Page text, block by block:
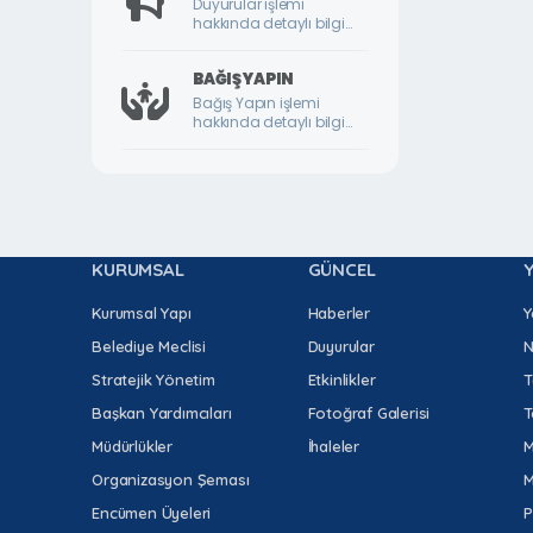
FATİH MAHALLESİ
GAZİ MAHALLESİ
GÜNDÜZBEY MAHALLESİ
HAMİDİYE MAHALLESİ
HIROĞLU MAHALLESİ
HOCA AHMET YESEVİ MAHALLESİ
İKİZCE MAHALLESİ
İLYAS MAHALLESİ
Duyurular işlemi
hakkında detaylı bilgi
BAĞIŞ YAPIN
Bağış Yapın işlemi
hakkında detaylı bilgi
KURUMSAL
Kurumsal Yapı
Belediye Meclisi
Stratejik Yönetim
Başkan Yardımcıları
Müdürlükler
Organizasyon Şeması
Encümen Üyeleri
GÜNCEL
Haberler
Duyurular
Etkinlikler
Fotoğraf Galerisi
İhaleler